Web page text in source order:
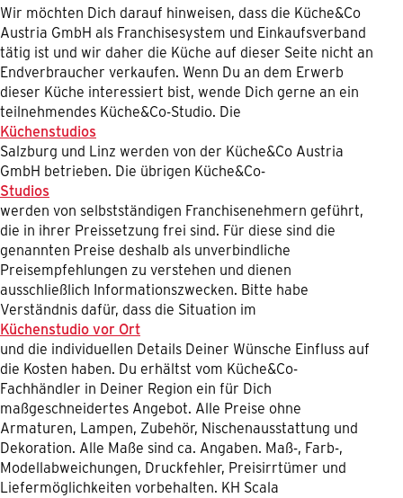
Wir möchten Dich darauf hinweisen, dass die Küche&Co
Austria GmbH als Franchisesystem und Einkaufsverband
tätig ist und wir daher die Küche auf dieser Seite nicht an
Endverbraucher verkaufen. Wenn Du an dem Erwerb
dieser Küche interessiert bist, wende Dich gerne an ein
teilnehmendes Küche&Co-Studio. Die
Küchenstudios
Salzburg und Linz werden von der Küche&Co Austria
GmbH betrieben. Die übrigen Küche&Co-
Studios
werden von selbstständigen Franchisenehmern geführt,
die in ihrer Preissetzung frei sind. Für diese sind die
genannten Preise deshalb als unverbindliche
Preisempfehlungen zu verstehen und dienen
ausschließlich Informationszwecken. Bitte habe
Verständnis dafür, dass die Situation im
Küchenstudio vor Ort
und die individuellen Details Deiner Wünsche Einfluss auf
die Kosten haben. Du erhältst vom Küche&Co-
Fachhändler in Deiner Region ein für Dich
maßgeschneidertes Angebot. Alle Preise ohne
Armaturen, Lampen, Zubehör, Nischenausstattung und
Dekoration. Alle Maße sind ca. Angaben. Maß-, Farb-,
Modellabweichungen, Druckfehler, Preisirrtümer und
Liefermöglichkeiten vorbehalten. KH Scala